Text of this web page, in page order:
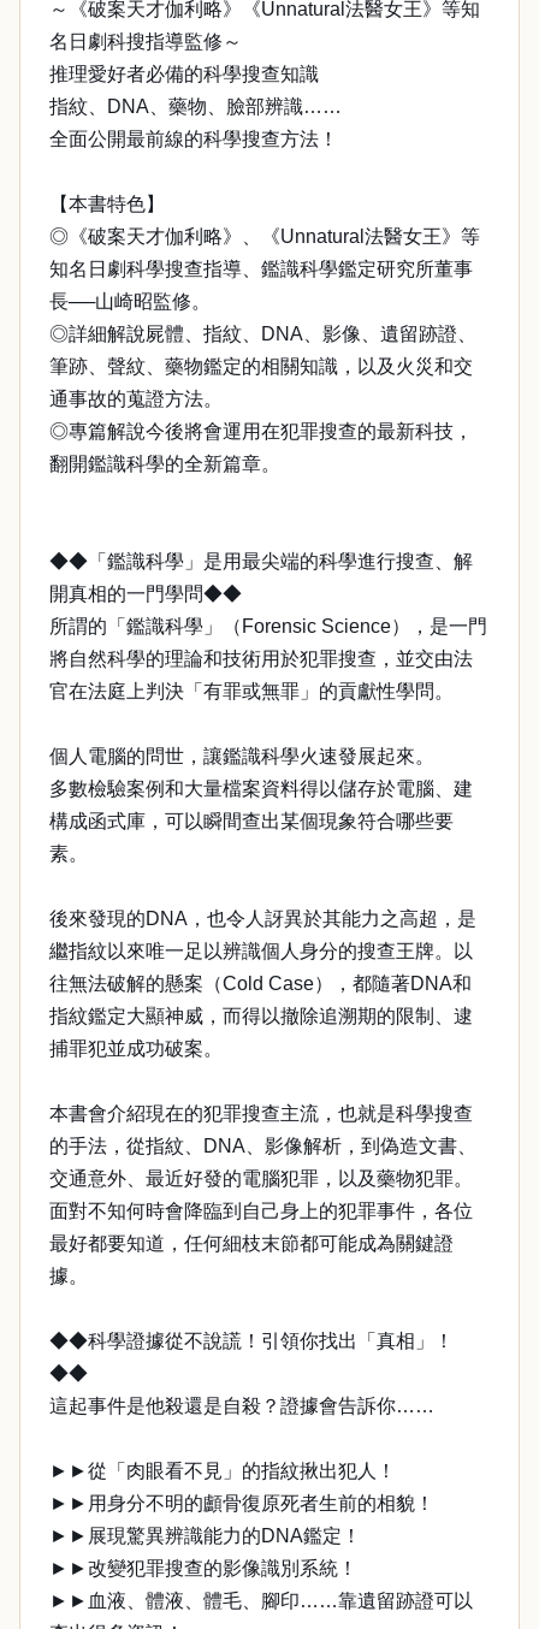
～《破案天才伽利略》《Unnatural法醫女王》等知
名日劇科搜指導監修～
推理愛好者必備的科學搜查知識
指紋、DNA、藥物、臉部辨識……
全面公開最前線的科學搜查方法！
【本書特色】
◎《破案天才伽利略》、《Unnatural法醫女王》等
知名日劇科學搜查指導、鑑識科學鑑定研究所董事
長──山崎昭監修。
◎詳細解說屍體、指紋、DNA、影像、遺留跡證、
筆跡、聲紋、藥物鑑定的相關知識，以及火災和交
通事故的蒐證方法。
◎專篇解說今後將會運用在犯罪搜查的最新科技，
翻開鑑識科學的全新篇章。
◆◆「鑑識科學」是用最尖端的科學進行搜查、解
開真相的一門學問◆◆
所謂的「鑑識科學」（Forensic Science），是一門
將自然科學的理論和技術用於犯罪搜查，並交由法
官在法庭上判決「有罪或無罪」的貢獻性學問。
個人電腦的問世，讓鑑識科學火速發展起來。
多數檢驗案例和大量檔案資料得以儲存於電腦、建
構成函式庫，可以瞬間查出某個現象符合哪些要
素。
後來發現的DNA，也令人訝異於其能力之高超，是
繼指紋以來唯一足以辨識個人身分的搜查王牌。以
往無法破解的懸案（Cold Case），都隨著DNA和
指紋鑑定大顯神威，而得以撤除追溯期的限制、逮
捕罪犯並成功破案。
本書會介紹現在的犯罪搜查主流，也就是科學搜查
的手法，從指紋、DNA、影像解析，到偽造文書、
交通意外、最近好發的電腦犯罪，以及藥物犯罪。
面對不知何時會降臨到自己身上的犯罪事件，各位
最好都要知道，任何細枝末節都可能成為關鍵證
據。
◆◆科學證據從不說謊！引領你找出「真相」！
◆◆
這起事件是他殺還是自殺？證據會告訴你……
►►從「肉眼看不見」的指紋揪出犯人！
►►用身分不明的顱骨復原死者生前的相貌！
►►展現驚異辨識能力的DNA鑑定！
►►改變犯罪搜查的影像識別系統！
►►血液、體液、體毛、腳印……靠遺留跡證可以